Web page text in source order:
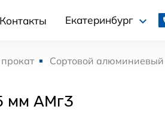
Контакты Екатеринбург
Сортовой алюминиевый
мм АМг3